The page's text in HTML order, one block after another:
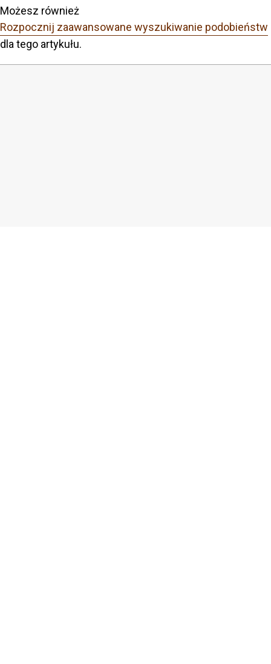
Możesz również
Rozpocznij zaawansowane wyszukiwanie podobieństw
dla tego artykułu.